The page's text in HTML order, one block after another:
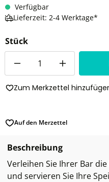
Verfügbar
Lieferzeit: 2-4 Werktage*
Stück
Zum Merkzettel
Auf den Merzettel
Beschreibung
Verleihen Sie Ihrer Bar
und servieren Sie Ihre